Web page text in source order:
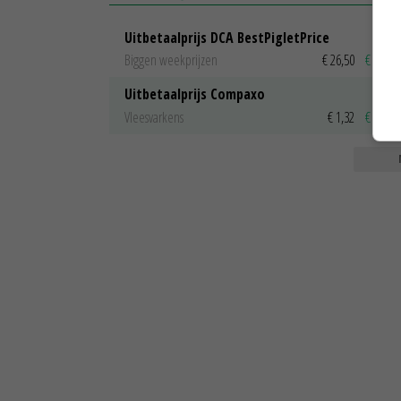
Uitbetaalprijs DCA BestPigletPrice
Biggen weekprijzen
€ 26,50 € 0,50
Uitbetaalprijs Compaxo
Vleesvarkens
€ 1,32 € 0,10